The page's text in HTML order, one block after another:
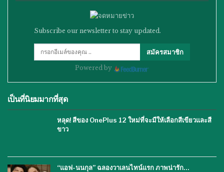
Subscribe our newsletter to stay updated.
สมัครสมาชิก
Powered by
เป็นที่นิยมมากที่สุด
หลุด! สีของ OnePlus 12 ใหม่ที่จะมีให้เลือกสีเขียวและสี
ขาว
“แอฟ-นนกุล” ฉลองวาเลนไทน์แรก ภาพน่ารัก…